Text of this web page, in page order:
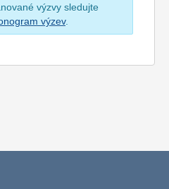
výzvy sledujte
výzev.